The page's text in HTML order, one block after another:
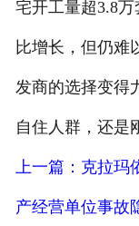
宅开工量超3.8
比增长，但仍难
发商的选择变得
自住人群，还是
上一篇：克拉玛
产经营单位事故